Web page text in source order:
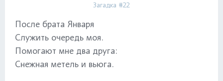
Загадка #22
После брата Января
Служить очередь моя.
Помогают мне два друга:
Снежная метель и вьюга.